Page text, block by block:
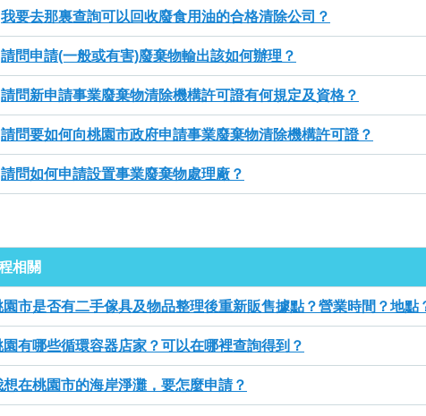
我要去那裏查詢可以回收廢食用油的合格清除公司？
請問申請(一般或有害)廢棄物輸出該如何辦理？
請問新申請事業廢棄物清除機構許可證有何規定及資格？
請問要如何向桃園市政府申請事業廢棄物清除機構許可證？
請問如何申請設置事業廢棄物處理廠？
相關
園市是否有二手傢具及物品整理後重新販售據點？營業時間？地點
園有哪些循環容器店家？可以在哪裡查詢得到？
想在桃園市的海岸淨灘，要怎麼申請？